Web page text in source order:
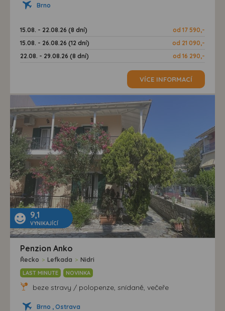
Brno
15.08. - 22.08.26 (8 dní)
od 17 590,-
15.08. - 26.08.26 (12 dní)
od 21 090,-
22.08. - 29.08.26 (8 dní)
od 16 290,-
VÍCE INFORMACÍ
9,1
VYNIKAJÍCÍ
Penzion Anko
Řecko > Lefkada > Nidri
LAST MINUTE NOVINKA
beze stravy / polopenze, snídaně, večeře
Brno , Ostrava